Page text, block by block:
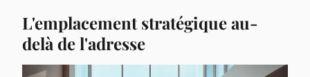
L'emplacement stratégique au-
delà de l'adresse